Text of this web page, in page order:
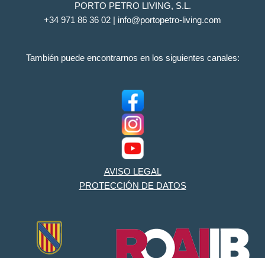
PORTO PETRO LIVING, S.L.
+34 971 86 36 02 | info@portopetro-living.com
También puede encontrarnos en los siguientes canales:
AVISO LEGAL
PROTECCIÓN DE DATOS